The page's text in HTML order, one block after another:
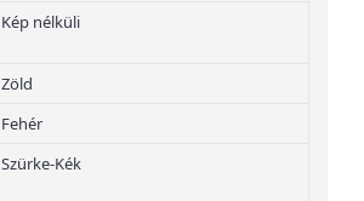
Kép nélküli
Zöld
Fehér
Szürke-Kék